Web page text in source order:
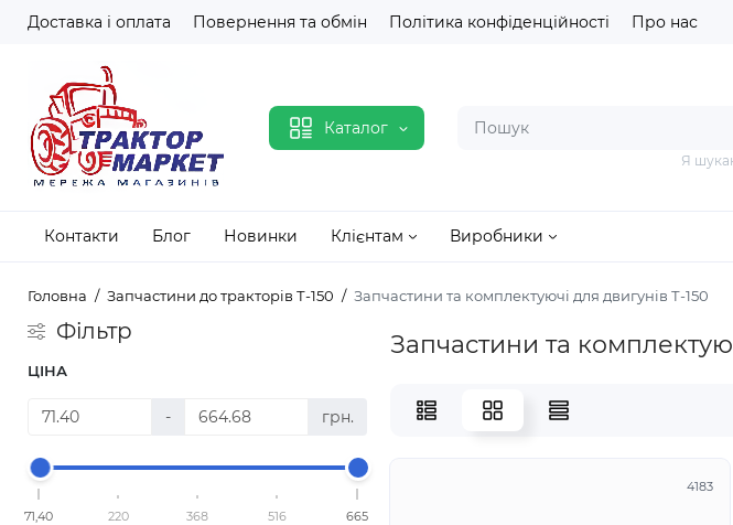
Доставка і оплата Повернення та обмін Політика конфіденційності Про нас
Каталог
Я
Контакти Блог Новинки Клієнтам Виробники
Головна Запчастини до тракторів Т-150 Запчастини та комплектуючі для двигунів Т-150
Фільтр
ЦІНА
- грн.
71,40 220 368 516 665
Запчастини та
4183